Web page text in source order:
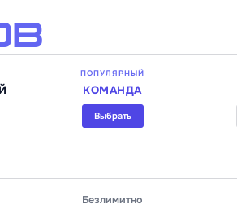
ПОПУЛЯРНЫЙ
КОМАНДА
Выбрать
Безлимитно